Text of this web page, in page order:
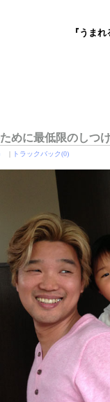
『うま
めに最低限のしつ
| トラックバック(0)